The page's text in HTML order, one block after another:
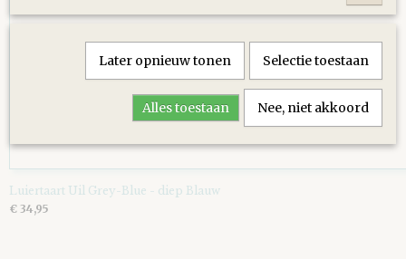
Luiertaart Uil Grey-Blue - diep Blauw
€ 34,95
Later opnieuw tonen Selectie toestaan
Alles toestaan Nee, niet akkoord